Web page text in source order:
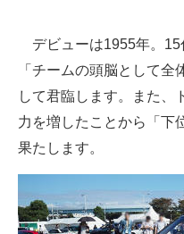
デビューは1955年。15
「チームの頭脳として
して君臨します。また、
力を増したことから「下
果たします。